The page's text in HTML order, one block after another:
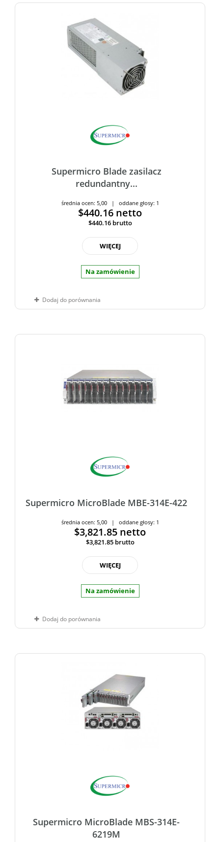
Supermicro Blade zasilacz
redundantny...
średnia ocen: 5,00 | oddane głosy: 1
$440.16 netto
$440.16 brutto
WIĘCEJ
Na zamówienie
Dodaj do porównania
Supermicro MicroBlade MBE-314E-422
średnia ocen: 5,00 | oddane głosy: 1
$3,821.85 netto
$3,821.85 brutto
WIĘCEJ
Na zamówienie
Dodaj do porównania
Supermicro MicroBlade MBS-314E-
6219M